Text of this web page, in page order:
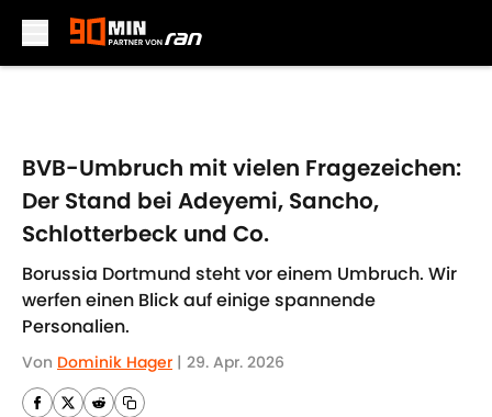
BVB-Umbruch mit vielen Fragezeichen:
Der Stand bei Adeyemi, Sancho,
Schlotterbeck und Co.
Borussia Dortmund steht vor einem Umbruch. Wir
werfen einen Blick auf einige spannende
Personalien.
Von Dominik Hager | 29. Apr. 2026